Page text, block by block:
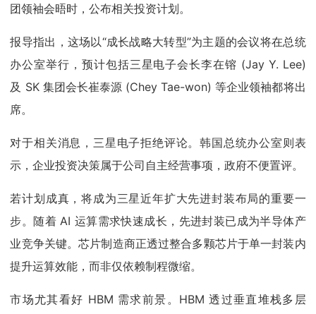
团领袖会晤时，公布相关投资计划。
报导指出，这场以“成长战略大转型”为主题的会议将在总统
办公室举行，预计包括三星电子会长李在镕 (Jay Y. Lee)
及 SK 集团会长崔泰源 (Chey Tae-won) 等企业领袖都将出
席。
对于相关消息，三星电子拒绝评论。韩国总统办公室则表
示，企业投资决策属于公司自主经营事项，政府不便置评。
若计划成真，将成为三星近年扩大先进封装布局的重要一
步。随着 AI 运算需求快速成长，先进封装已成为半导体产
业竞争关键。芯片制造商正透过整合多颗芯片于单一封装内
提升运算效能，而非仅依赖制程微缩。
市场尤其看好 HBM 需求前景。HBM 透过垂直堆栈多层